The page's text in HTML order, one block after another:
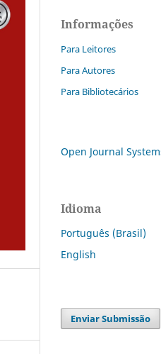
Informações
Para Leitores
Para Autores
Para Bibliotecários
Open Journal
Idioma
Português (Brasil)
English
Enviar Submissão